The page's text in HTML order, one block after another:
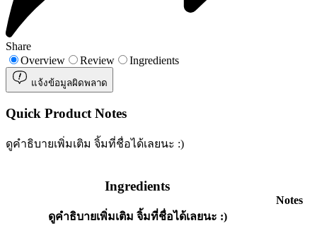
Share
Overview
Review Ingredients
แจ้งข้อมูลผิดพลาด
Quick Product Notes
ดูคำธิบายเพิ่มเติม จิ้มที่ชื่อได้เลยนะ :)
Ingredients
ดูคำธิบายเพิ่มเติม จิ้มที่ชื่อได้เลยนะ :)
Notes